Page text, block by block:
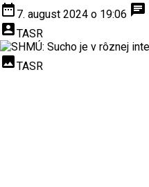
date_range 7. august 2024 o 19:06 chat
account_boxTASR
insert_photoTASR